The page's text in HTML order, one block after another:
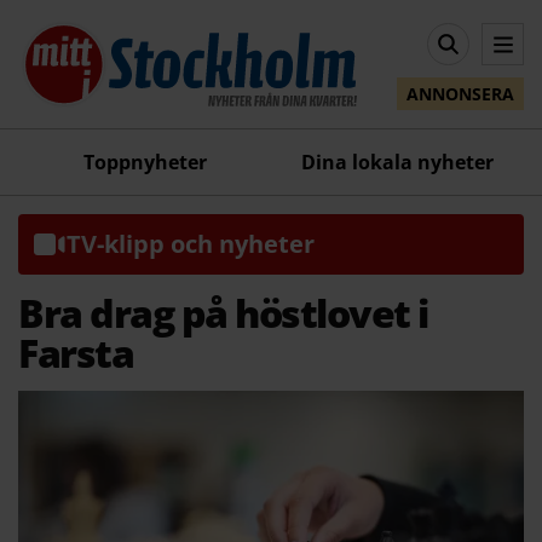
ANNONSERA
Toppnyheter Dina lokala nyheter
TV-klipp och nyheter
Bra drag på höstlovet i
Farsta